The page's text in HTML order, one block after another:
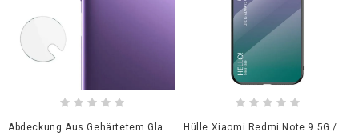
Abdeckung Aus Gehärtetem Glas Für Xiaomi Redmi Note 9 5G / Note 9T 5G Objektive Hülle Xiaomi Redmi Note 9 5G / Note 9T 5G Schwarz Hallo Gehärtetes Glas